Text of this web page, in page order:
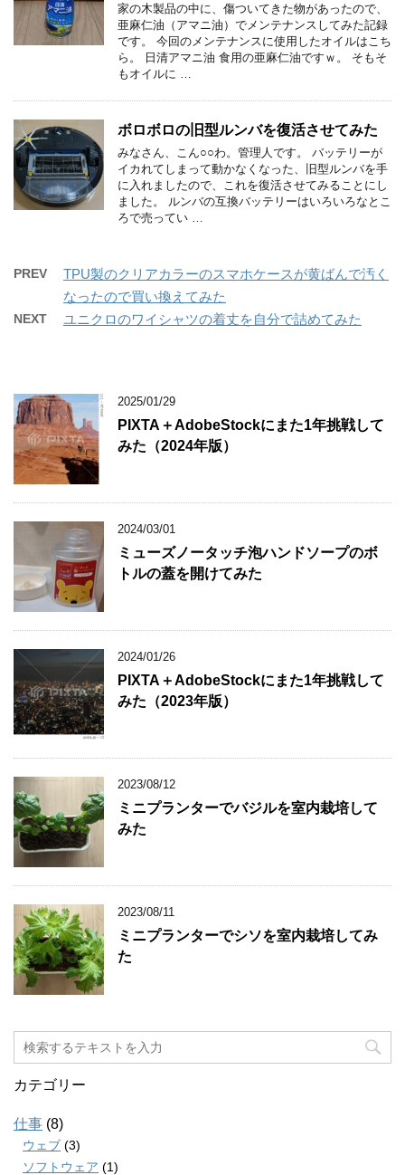
家の木製品の中に、傷ついてきた物があったので、
亜麻仁油（アマニ油）でメンテナンスしてみた記録
です。 今回のメンテナンスに使用したオイルはこち
ら。 日清アマニ油 食用の亜麻仁油ですｗ。 そもそ
もオイルに …
ボロボロの旧型ルンバを復活させてみた
みなさん、こん○○わ。管理人です。 バッテリーが
イカれてしまって動かなくなった、旧型ルンバを手
に入れましたので、これを復活させてみることにし
ました。 ルンバの互換バッテリーはいろいろなとこ
ろで売ってい …
PREV
TPU製のクリアカラーのスマホケースが黄ばんで汚く
なったので買い換えてみた
NEXT ユニクロのワイシャツの着丈を自分で詰めてみた
2025/01/29
PIXTA＋AdobeStockにまた1年挑戦して
みた（2024年版）
2024/03/01
ミューズノータッチ泡ハンドソープのボ
トルの蓋を開けてみた
2024/01/26
PIXTA＋AdobeStockにまた1年挑戦して
みた（2023年版）
2023/08/12
ミニプランターでバジルを室内栽培して
みた
2023/08/11
ミニプランターでシソを室内栽培してみ
た
カテゴリー
仕事 (8)
ウェブ (3)
ソフトウェア (1)